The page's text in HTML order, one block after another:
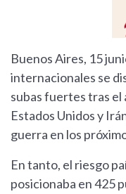
Buenos Aires, 15
internacionales se
subas fuertes tras
Estados Unidos y
guerra en los
En tanto, el riesgo
posicionaba en 425